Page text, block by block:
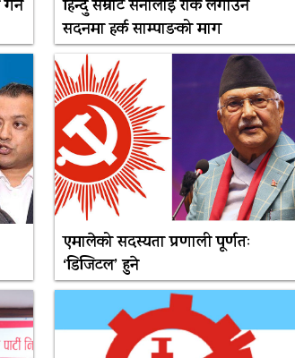
हिन्दु सम्राट सेनालाई रोक लगाउन
सदनमा हर्क साम्पाङको माग
एमालेको सदस्यता प्रणाली पूर्णतः
‘डिजिटल’ हुने